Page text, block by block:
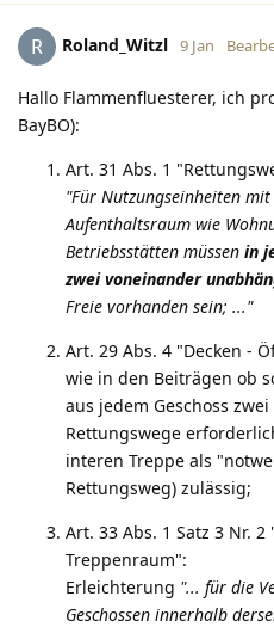
R Roland_Witzl 9 Jan
Hallo Flammenfluesterer, ich
BayBO):
Art. 31 Abs. 1
"Für Nutzungseinheiten
Aufenthaltsraum wie
Betriebsstätten müssen in
zwei voneinander
Freie vorhanden sein; ..."
Art. 29 Abs. 4 "Decken -
wie in den Beiträgen ob
aus jedem Geschoss
Rettungswege
interen Treppe als
Rettungsweg) zulässig;
Art. 33 Abs. 1 Satz 3 Nr.
Treppenraum":
Erleichterung "... für die
Geschossen innerhalb